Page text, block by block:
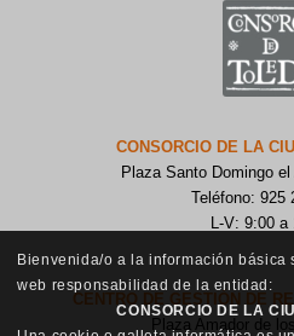
CONSORCIO DE LA
Plaza Santo Domingo
Teléfono: 925
L-V: 9:00
CENTRO DE GESTIÓN DE
Plaza Amador de
Bienvenida/o a la información
web responsabilidad de la entidad:
CONSORCIO DE LA